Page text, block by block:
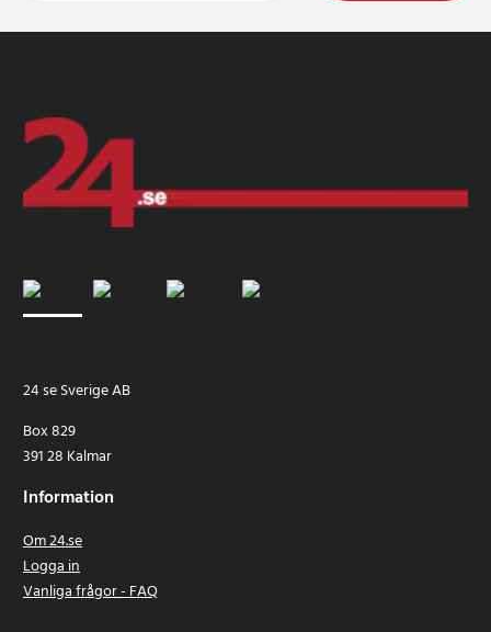
24 se Sverige AB
Box 829
391 28 Kalmar
Information
Om 24.se
Logga in
Vanliga frågor - FAQ